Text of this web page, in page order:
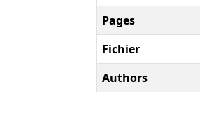
Pages
Fichier
Authors